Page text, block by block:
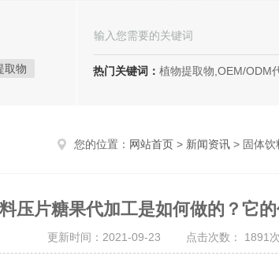
取物 热门关键词： 植物提取物,OEM/ODM代加工固体饮料,饮料代工厂家,
您的位置： 网站首页 > 新闻资讯 > 固体饮
压片糖果代加工是如何做的？它
更新时间：2021-09-23 点击次数： 1891次